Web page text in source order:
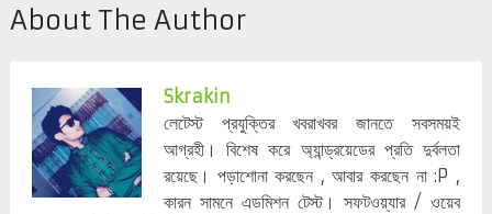
About The Author
Skrakin
লেটেস্ট প্রযুক্তির খবরাখবর জানতে সবসময়ই
আগ্রহী। বিশেষ করে অ্যান্ড্রয়েডের প্রতি দুর্বলতা
রয়েছে। পড়াশোনা করছেন , আবার করছেন না :P ,
কারন সামনে এডমিশন টেস্ট। সফটওয়্যার / ওয়েব